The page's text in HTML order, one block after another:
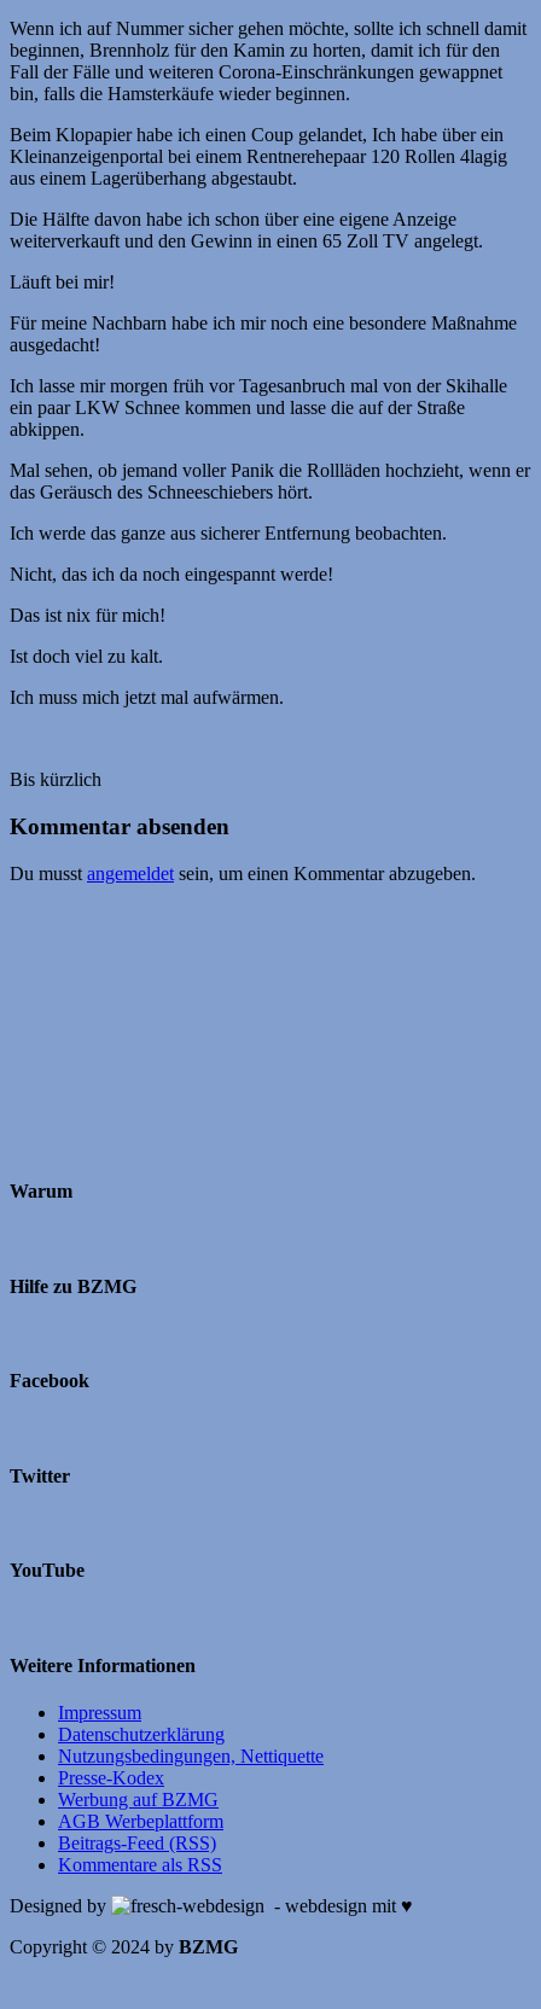
Wenn ich auf Nummer sicher gehen möchte, sollte ich schnell damit
beginnen, Brennholz für den Kamin zu horten, damit ich für den
Fall der Fälle und weiteren Corona-Einschränkungen gewappnet
bin, falls die Hamsterkäufe wieder beginnen.
Beim Klopapier habe ich einen Coup gelandet, Ich habe über ein
Kleinanzeigenportal bei einem Rentnerehepaar 120 Rollen 4lagig
aus einem Lagerüberhang abgestaubt.
Die Hälfte davon habe ich schon über eine eigene Anzeige
weiterverkauft und den Gewinn in einen 65 Zoll TV angelegt.
Läuft bei mir!
Für meine Nachbarn habe ich mir noch eine besondere Maßnahme
ausgedacht!
Ich lasse mir morgen früh vor Tagesanbruch mal von der Skihalle
ein paar LKW Schnee kommen und lasse die auf der Straße
abkippen.
Mal sehen, ob jemand voller Panik die Rollläden hochzieht, wenn er
das Geräusch des Schneeschiebers hört.
Ich werde das ganze aus sicherer Entfernung beobachten.
Nicht, das ich da noch eingespannt werde!
Das ist nix für mich!
Ist doch viel zu kalt.
Ich muss mich jetzt mal aufwärmen.
Bis kürzlich
Kommentar absenden
Du musst angemeldet sein, um einen Kommentar abzugeben.
Warum
Hilfe zu BZMG
Facebook
Twitter
YouTube
Weitere Informationen
Impressum
Datenschutzerklärung
Nutzungsbedingungen, Nettiquette
Presse-Kodex
Werbung auf BZMG
AGB Werbeplattform
Beitrags-Feed (RSS)
Kommentare als RSS
Designed by
- webdesign mit ♥
Copyright © 2024 by BZMG